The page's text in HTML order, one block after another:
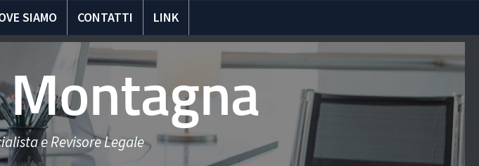
SIAMO CONTATTI LINK
e Revisore Legale